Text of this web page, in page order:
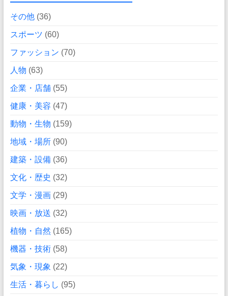
その他(36)
スポーツ (60)
ファッション (70)
人物 (63)
企業・店舗(55)
健康・美容 (47)
動物・生物 (159)
地域・場所(90)
建築・設備(36)
文化・歴史 (32)
文学・漫画(29)
映画・放送 (32)
植物・自然 (165)
機器・技術(58)
気象・現象 (22)
生活・暮らし (95)